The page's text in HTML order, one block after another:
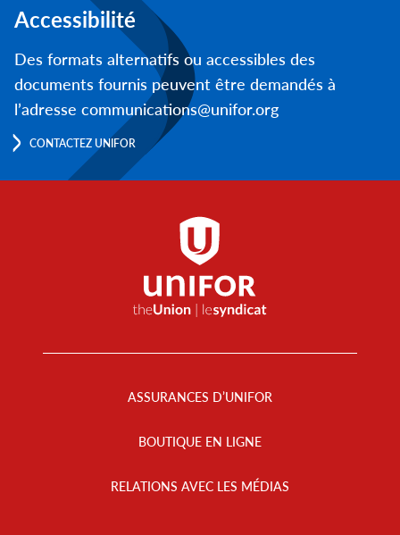
Accessibilité
Des formats alternatifs ou accessibles des
documents fournis peuvent être demandés à
l’adresse communications@unifor.org
CONTACTEZ UNIFOR
ASSURANCES D’UNIFOR
BOUTIQUE EN LIGNE
RELATIONS AVEC LES MÉDIAS